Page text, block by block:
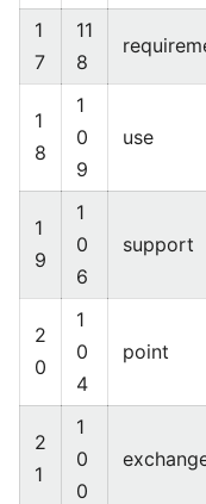
1
7
11
8
1
8
1
0
9
use
1
9
1
0
6
support
2
0
1
0
4
point
2
1
1
0
0